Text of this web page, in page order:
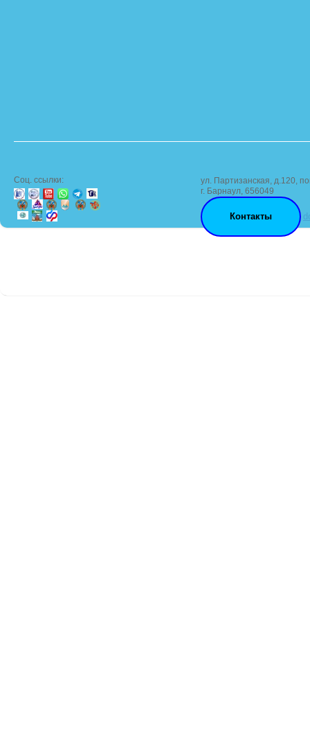
Соц. ссылки:
ул. Партизанская, д.120,
г. Барнаул, 656049
Контакты